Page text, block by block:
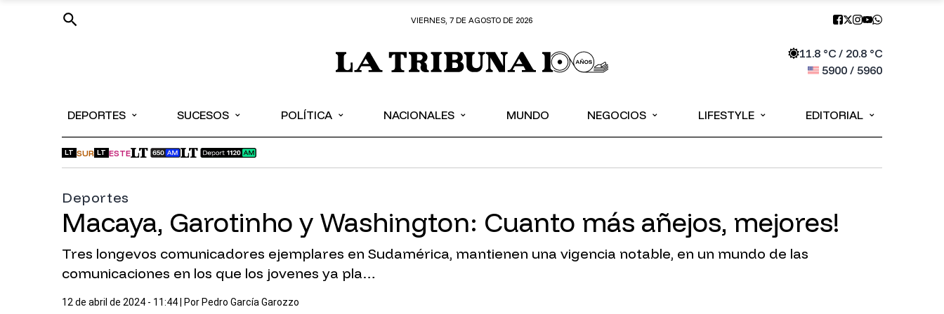
VIERNES, 7 DE AGOSTO DE 2026
11.8°C / 20.8°C
5900/ 5960
DEPORTES ⌄ SUCESOS ⌄ POLÍTICA ⌄ NACIONALES ⌄ MUNDO NEGOCIOS ⌄ LIFESTYLE ⌄ EDITORIAL ⌄
LT SUR LT ESTE
Deportes
Macaya, Garotinho y Washington: Cuanto más añejos, mejores!
Tres longevos comunicadores ejemplares en Sudamérica, mantienen una vigencia notable, en un mundo de las
comunicaciones en los que los jovenes ya pla…
12 de abril de 2024 - 11:44 | Por Pedro García Garozzo